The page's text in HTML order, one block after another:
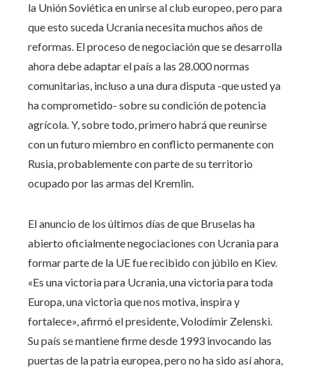
la Unión Soviética en unirse al club europeo, pero para
que esto suceda Ucrania necesita muchos años de
reformas. El proceso de negociación que se desarrolla
ahora debe adaptar el país a las 28.000 normas
comunitarias, incluso a una dura disputa -que usted ya
ha comprometido- sobre su condición de potencia
agrícola. Y, sobre todo, primero habrá que reunirse
con un futuro miembro en conflicto permanente con
Rusia, probablemente con parte de su territorio
ocupado por las armas del Kremlin.
El anuncio de los últimos días de que Bruselas ha
abierto oficialmente negociaciones con Ucrania para
formar parte de la UE fue recibido con júbilo en Kiev.
«Es una victoria para Ucrania, una victoria para toda
Europa, una victoria que nos motiva, inspira y
fortalece», afirmó el presidente, Volodímir Zelenski.
Su país se mantiene firme desde 1993 invocando las
puertas de la patria europea, pero no ha sido así ahora,